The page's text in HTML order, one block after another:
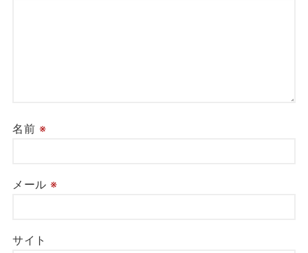
名前 ※
メール ※
サイト